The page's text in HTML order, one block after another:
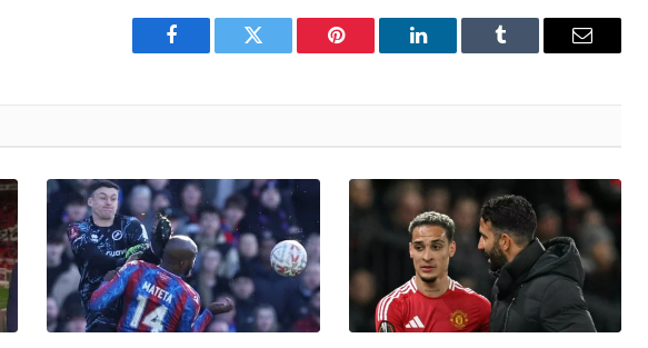
Facebook Twitter Pinterest LinkedIn Tumblr Email